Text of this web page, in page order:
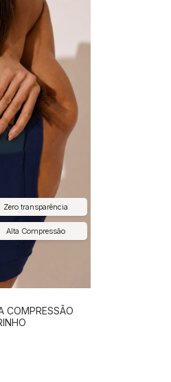
Alta Compressão
Zero transparência
COMPRESSÃO